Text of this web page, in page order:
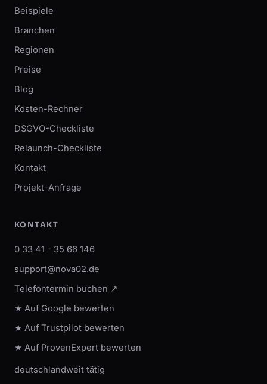
Beispiele
Branchen
Regionen
Preise
Blog
Kosten-Rechner
DSGVO-Checkliste
Relaunch-Checkliste
Kontakt
Projekt-Anfrage
KONTAKT
0 33 41 - 35 66 146
support@nova02.de
Telefontermin buchen ↗
★ Auf Google bewerten
★ Auf Trustpilot bewerten
★ Auf ProvenExpert bewerten
deutschlandweit tätig